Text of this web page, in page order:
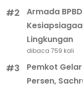
#2
Armada
Lingkungan
dibaca 759 kali
#3
Pemkot
Persen,